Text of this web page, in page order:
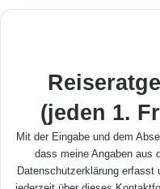
(jeden 1.
Mit der Eingabe und dem
dass meine Angaben aus
Datenschutzerklärung erfasst